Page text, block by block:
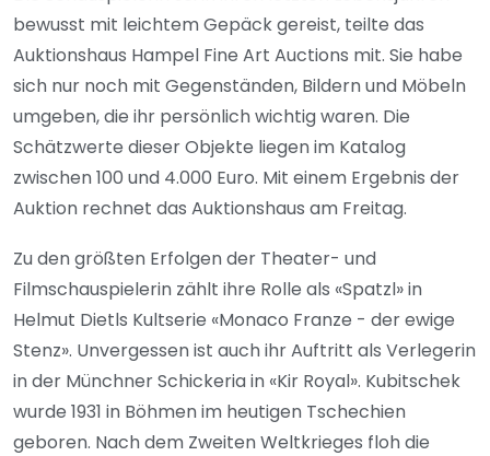
bewusst mit leichtem Gepäck gereist, teilte das
Auktionshaus Hampel Fine Art Auctions mit. Sie habe
sich nur noch mit Gegenständen, Bildern und Möbeln
umgeben, die ihr persönlich wichtig waren. Die
Schätzwerte dieser Objekte liegen im Katalog
zwischen 100 und 4.000 Euro. Mit einem Ergebnis der
Auktion rechnet das Auktionshaus am Freitag.
Zu den größten Erfolgen der Theater- und
Filmschauspielerin zählt ihre Rolle als «Spatzl» in
Helmut Dietls Kultserie «Monaco Franze - der ewige
Stenz». Unvergessen ist auch ihr Auftritt als Verlegerin
in der Münchner Schickeria in «Kir Royal». Kubitschek
wurde 1931 in Böhmen im heutigen Tschechien
geboren. Nach dem Zweiten Weltkrieges floh die